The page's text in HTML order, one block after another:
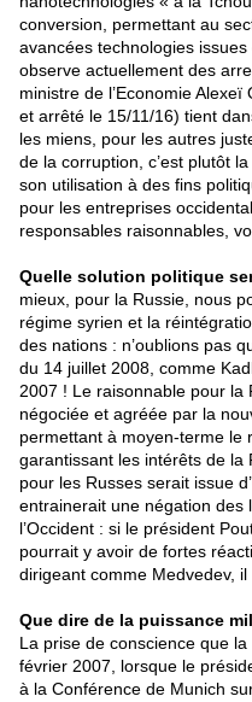
conversion, permettant au
avancées technologies
observe actuellement des
ministre de l’Economie
et arrêté le 15/11/16) tient
les miens, pour les autres
de la corruption, c’est plutôt
son utilisation à des fins
pour les entreprises
responsables raisonnables,
Quelle solution politique
mieux, pour la Russie, nous
régime syrien et la
des nations : n’oublions pas
du 14 juillet 2008, comme
2007 ! Le raisonnable pour la
négociée et agréée par la
permettant à moyen-terme le
garantissant les intérêts de la
pour les Russes serait issue
entrainerait une négation des
l’Occident : si le président
pourrait y avoir de fortes
dirigeant comme Medvedev, il
Que dire de la puissance
La prise de conscience que
février 2007, lorsque le
à la Conférence de Munich